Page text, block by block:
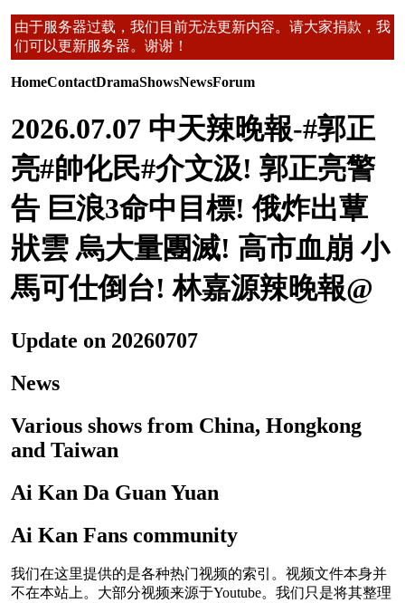
由于服务器过载，我们目前无法更新内容。请大家捐款，我
们可以更新服务器。谢谢！
HomeContactDramaShowsNewsForum
2026.07.07 中天辣晚報-#郭正
亮#帥化民#介文汲! 郭正亮警
告 巨浪3命中目標! 俄炸出蕈
狀雲 烏大量團滅! 高市血崩 小
馬可仕倒台! 林嘉源辣晚報@
Update on 20260707
News
Various shows from China, Hongkong
and Taiwan
Ai Kan Da Guan Yuan
Ai Kan Fans community
我们在这里提供的是各种热门视频的索引。视频文件本身并
不在本站上。大部分视频来源于Youtube。我们只是将其整理